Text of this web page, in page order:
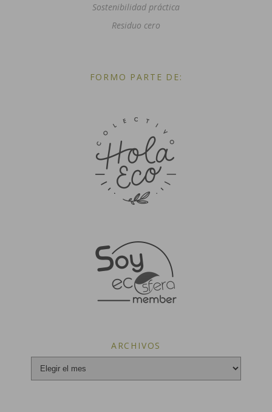
Sostenibilidad práctica
Residuo cero
FORMO PARTE DE:
ARCHIVOS
Archivos